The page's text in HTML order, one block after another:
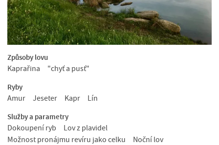
Způsoby lovu
Kaprařina
"chyť a pusť"
Ryby
Amur
Jeseter Kapr
Lín
Služby a parametry
Dokoupení ryb
Lov z plavidel
Možnost pronájmu revíru jako celku
Noční lov